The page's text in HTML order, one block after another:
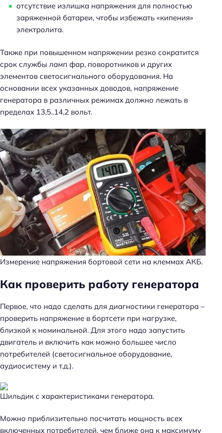
отсутствие излишка напряжения для полностью
заряженной батареи, чтобы избежать «кипения»
электролита.
Также при повышенном напряжении резко сократится
срок службы ламп фар, поворотников и других
элементов светосигнального оборудования. На
основании всех указанных доводов, напряжение
генератора в различных режимах должно лежать в
пределах 13,5..14,2 вольт.
Измерение напряжения бортовой сети на клеммах АКБ.
Как проверить работу генератора
Первое, что надо сделать для диагностики генератора –
проверить напряжение в бортсети при нагрузке,
близкой к номинальной. Для этого надо запустить
двигатель и включить как можно большее число
потребителей (светосигнальное оборудование,
аудиосистему и т.д.).
Шильдик с характеристиками генератора.
Можно приблизительно посчитать мощность всех
включенных потребителей, чем ближе она к максимуму